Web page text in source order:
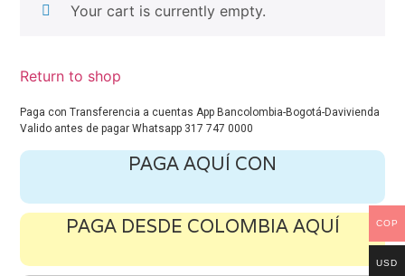
Your cart is currently empty.
Return to shop
Paga con Transferencia a cuentas App Bancolombia-Bogotá-Davivienda
Valido antes de pagar Whatsapp 317 747 0000
PAGA AQUÍ CON
PAGA DESDE COLOMBIA AQUÍ COP
USD